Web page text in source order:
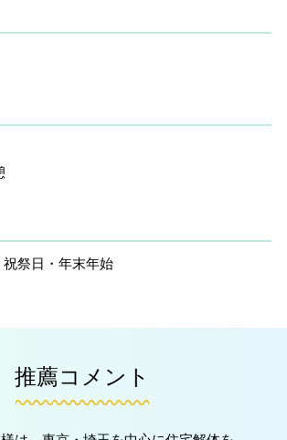
祭日・年末年始
推薦コメント